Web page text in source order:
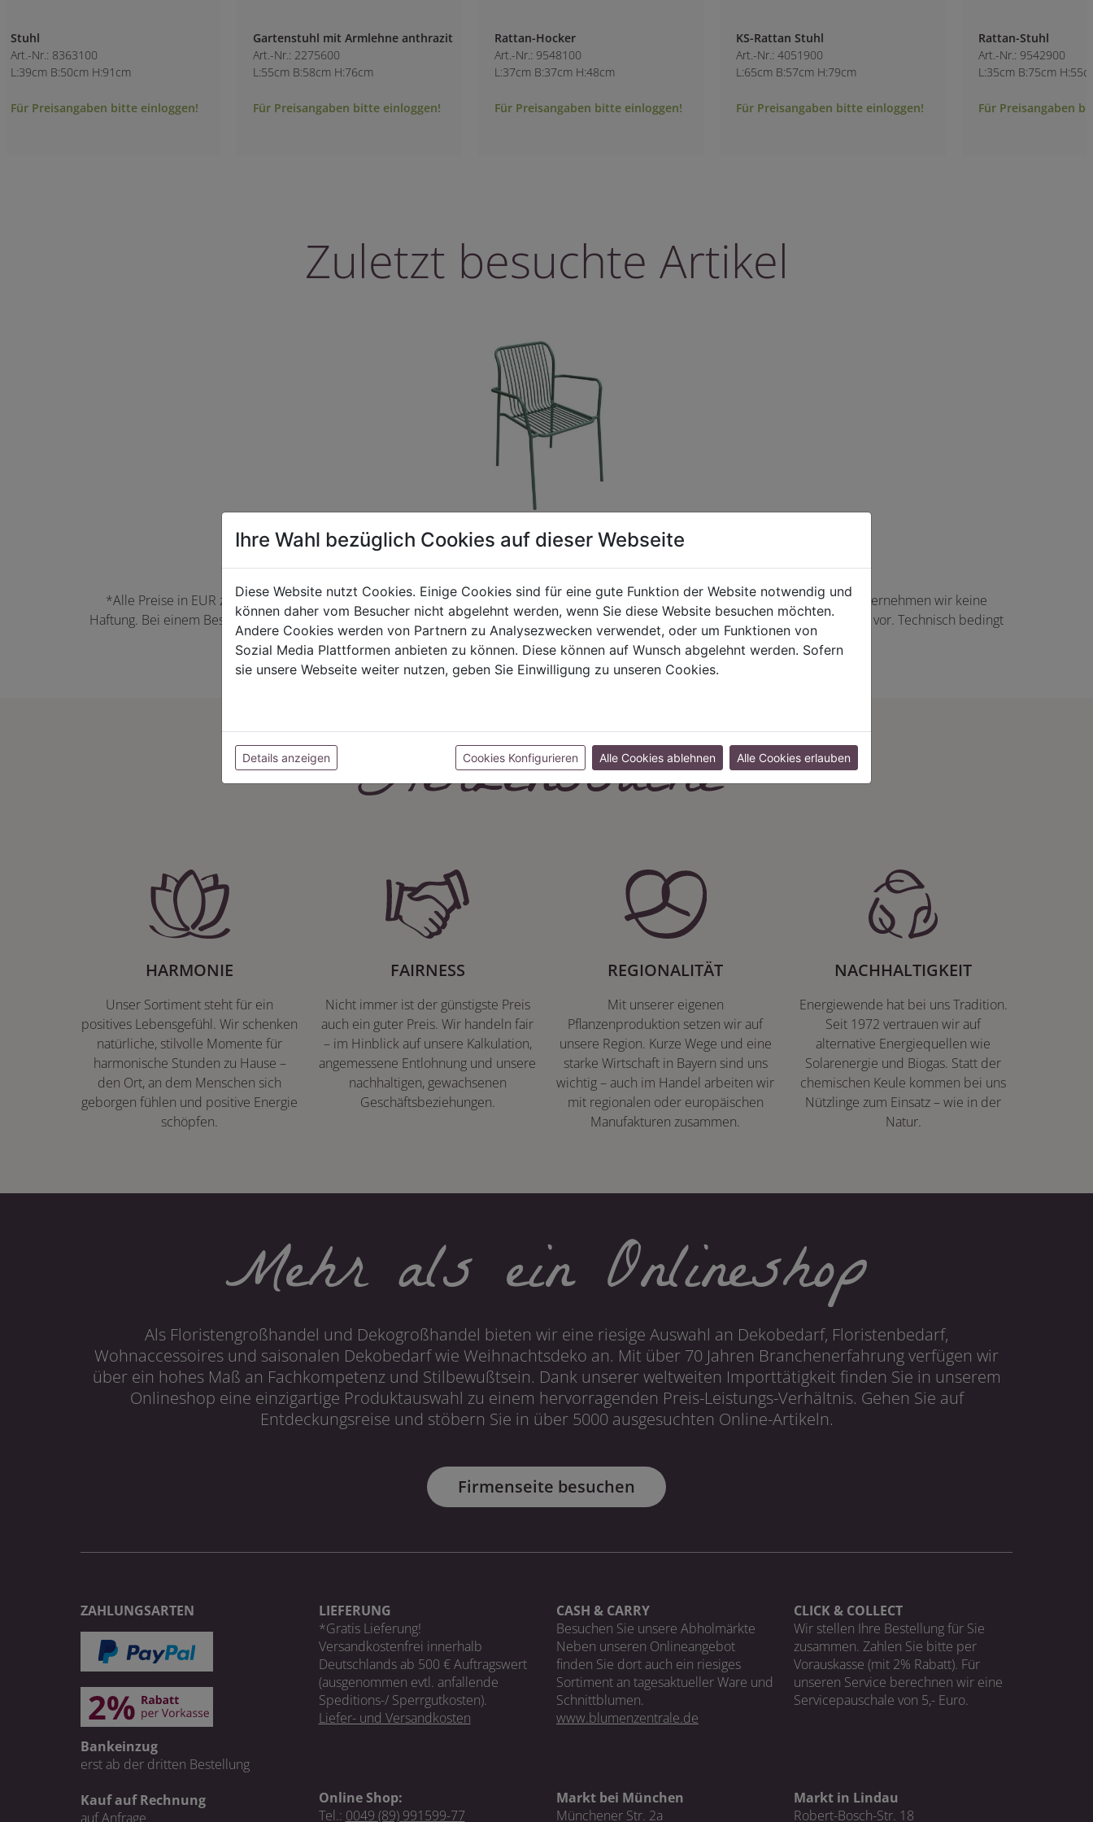
Gartenstuhl mit Armlehne anthrazit
Art.-Nr.: 2275600
L:55cm B:58cm H:76cm
Für Preisangaben bitte einloggen!
Rattan-Hocker
Art.-Nr.: 9548100
L:37cm B:37cm H:48cm
Für Preisangaben bitte einloggen!
KS-Rattan Stuhl
Art.-Nr.: 4051900
L:65cm B:57cm H:79cm
Für Preisangaben bitte einloggen!
Rattan-Stuhl
Art.-Nr.: 9542900
L:35cm B:75cm H:55cm
Für Preisangaben bitte einloggen!
Stuhl
Art.-Nr.: 2238300
L:49cm B:46cm
Für
Zuletzt besuchte Artikel
*Alle Preise in EUR zzgl. der jeweils gültigen Mehrwertsteuer und Versandkosten. Für Irrtümer und fehlerhaft angezeigte Angaben übernehmen wir keine
Haftung. Bei einem Bestellwert unter 50,00 EUR behalten wir uns die Berechnung eines Mindermengenzuschlags in Höhe von 5,00 EUR vor. Technisch bedingt
können Farbabweichungen zwischen der Bildschirmdarstellung und dem Originalartikel auftreten.
Herzenssache:
HARMONIE
Unser Sortiment steht für ein
positives Lebensgefühl. Wir schenken
natürliche, stilvolle Momente für
harmonische Stunden zu Hause –
den Ort, an dem Menschen sich
geborgen fühlen und positive Energie
schöpfen.
FAIRNESS
Nicht immer ist der günstigste Preis
auch ein guter Preis. Wir handeln fair
– im Hinblick auf unsere Kalkulation,
angemessene Entlohnung und unsere
nachhaltigen, gewachsenen
Geschäftsbeziehungen.
REGIONALITÄT
Mit unserer eigenen
Pflanzenproduktion setzen wir auf
unsere Region. Kurze Wege und eine
starke Wirtschaft in Bayern sind uns
wichtig – auch im Handel arbeiten wir
mit regionalen oder europäischen
Manufakturen zusammen.
NACHHALTIGKEIT
Energiewende hat bei uns Tradition.
Seit 1972 vertrauen wir auf
alternative Energiequellen wie
Solarenergie und Biogas. Statt der
chemischen Keule kommen bei uns
Nützlinge zum Einsatz – wie in der
Natur.
Mehr als ein Onlineshop
Als Floristengroßhandel und Dekogroßhandel bieten wir eine riesige Auswahl an Dekobedarf, Floristenbedarf,
Wohnaccessoires und saisonalen Dekobedarf wie Weihnachtsdeko an. Mit über 70 Jahren Branchenerfahrung verfügen wir
über ein hohes Maß an Fachkompetenz und Stilbewußtsein. Dank unserer weltweiten Importtätigkeit finden Sie in unserem
Onlineshop eine einzigartige Produktauswahl zu einem hervorragenden Preis-Leistungs-Verhältnis. Gehen Sie auf
Entdeckungsreise und stöbern Sie in über 5000 ausgesuchten Online-Artikeln.
Firmenseite besuchen
ZAHLUNGSARTEN
Bankeinzug
erst ab der dritten Bestellung
Kauf auf Rechnung
auf Anfrage
LIEFERUNG
*Gratis Lieferung!
Versandkostenfrei innerhalb
Deutschlands ab 500 € Auftragswert
(ausgenommen evtl. anfallende
Speditions-/ Sperrgutkosten).
Liefer- und Versandkosten
CASH & CARRY
Besuchen Sie unsere Abholmärkte
Neben unseren Onlineangebot
finden Sie dort auch ein riesiges
Sortiment an tagesaktueller Ware und
Schnittblumen.
www.blumenzentrale.de
CLICK & COLLECT
Wir stellen Ihre Bestellung für Sie
zusammen. Zahlen Sie bitte per
Vorauskasse (mit 2% Rabatt). Für
unseren Service berechnen wir eine
Servicepauschale von 5,- Euro.
Online Shop:
Tel.: 0049 (89) 991599-77
Markt bei München
Münchener Str. 2a
Markt in Lindau
Robert-Bosch-Str. 18
Ihre Wahl bezüglich Cookies auf dieser Webseite
Diese Website nutzt Cookies. Einige Cookies sind für eine gute Funktion der Website notwendig und
können daher vom Besucher nicht abgelehnt werden, wenn Sie diese Website besuchen möchten.
Andere Cookies werden von Partnern zu Analysezwecken verwendet, oder um Funktionen von
Sozial Media Plattformen anbieten zu können. Diese können auf Wunsch abgelehnt werden. Sofern
sie unsere Webseite weiter nutzen, geben Sie Einwilligung zu unseren Cookies.
Details anzeigen Cookies Konfigurieren Alle Cookies ablehnen Alle Cookies erlauben